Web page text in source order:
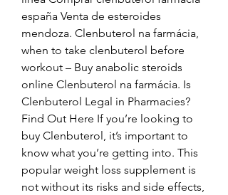
españa Venta de esteroides
mendoza. Clenbuterol na farmácia,
when to take clenbuterol before
workout – Buy anabolic steroids
online Clenbuterol na farmácia. Is
Clenbuterol Legal in Pharmacies?
Find Out Here If you’re looking to
buy Clenbuterol, it’s important to
know what you’re getting into. This
popular weight loss supplement is
not without its risks and side effects,